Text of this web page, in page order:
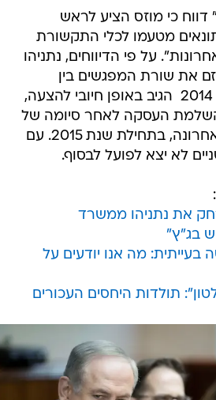
כי מוזס הציע לראש
מטעמו לכלי התקשורת
על פי הדיווחים, נתניהו 
את שורת המפגשים בין
השניים במהלך שנת 2014  הגיב באופן חיובי להצעה,
העסקה לאחר סיומה של
מערכת הבחירות האחרונה, בתחילת שנת 2015. עם
לא יצא לפועל לבסוף.
את נתניהו ממשרד
בג"ץ"
בעייתית: מה אנו יודעים על
תולדות היחסים העכורים